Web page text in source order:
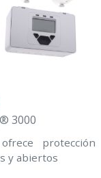
3000
y abiertos